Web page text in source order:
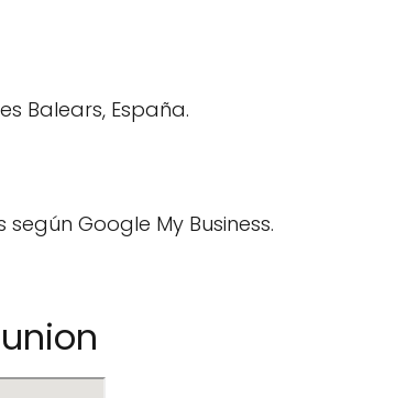
Balears, España.
Google My Business.